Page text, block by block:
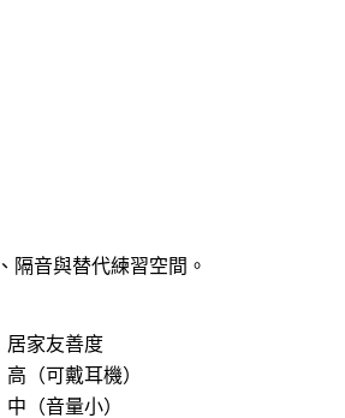
隔音與替代練習空間。
居家友善度
高（可戴耳機）
中（音量小）